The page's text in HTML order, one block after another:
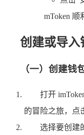
mToken 顺
创建或导入
（一）创建钱
打开
的冒险之旅，点
选择要创建